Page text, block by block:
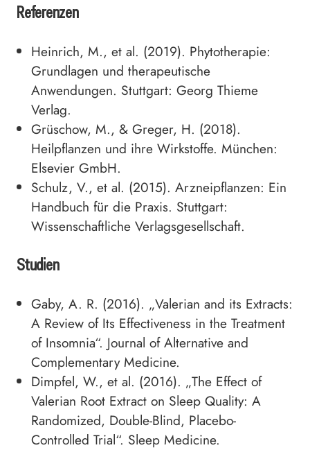
Referenzen
Heinrich, M., et al. (2019). Phytotherapie:
Grundlagen und therapeutische
Anwendungen. Stuttgart: Georg Thieme
Verlag.
Grüschow, M., & Greger, H. (2018).
Heilpflanzen und ihre Wirkstoffe. München:
Elsevier GmbH.
Schulz, V., et al. (2015). Arzneipflanzen: Ein
Handbuch für die Praxis. Stuttgart:
Wissenschaftliche Verlagsgesellschaft.
Studien
Gaby, A. R. (2016). „Valerian and its Extracts:
A Review of Its Effectiveness in the Treatment
of Insomnia“. Journal of Alternative and
Complementary Medicine.
Dimpfel, W., et al. (2016). „The Effect of
Valerian Root Extract on Sleep Quality: A
Randomized, Double-Blind, Placebo-
Controlled Trial“. Sleep Medicine.